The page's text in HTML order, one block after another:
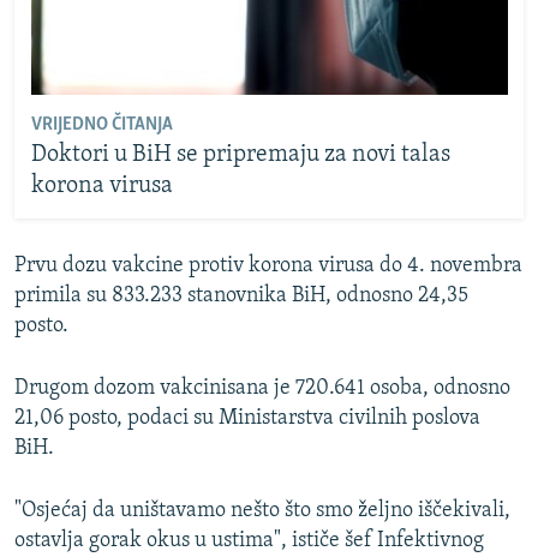
VRIJEDNO ČITANJA
Doktori u BiH se pripremaju za novi talas
korona virusa
Prvu dozu vakcine protiv korona virusa do 4. novembra
primila su 833.233 stanovnika BiH, odnosno 24,35
posto.
Drugom dozom vakcinisana je 720.641 osoba, odnosno
21,06 posto, podaci su Ministarstva civilnih poslova
BiH.
"Osjećaj da uništavamo nešto što smo željno iščekivali,
ostavlja gorak okus u ustima", ističe šef Infektivnog